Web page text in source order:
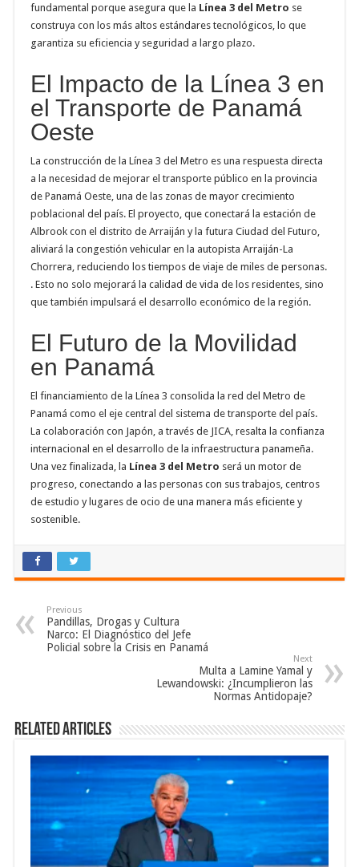
fundamental porque asegura que la Línea 3 del Metro se
construya con los más altos estándares tecnológicos, lo que
garantiza su eficiencia y seguridad a largo plazo.
El Impacto de la Línea 3 en
el Transporte de Panamá
Oeste
La construcción de la Línea 3 del Metro es una respuesta directa
a la necesidad de mejorar el transporte público en la provincia
de Panamá Oeste, una de las zonas de mayor crecimiento
poblacional del país. El proyecto, que conectará la estación de
Albrook con el distrito de Arraiján y la futura Ciudad del Futuro,
aliviará la congestión vehicular en la autopista Arraiján-La
Chorrera, reduciendo los tiempos de viaje de miles de personas.
. Esto no solo mejorará la calidad de vida de los residentes, sino
que también impulsará el desarrollo económico de la región.
El Futuro de la Movilidad
en Panamá
El financiamiento de la Línea 3 consolida la red del Metro de
Panamá como el eje central del sistema de transporte del país.
La colaboración con Japón, a través de JICA, resalta la confianza
internacional en el desarrollo de la infraestructura panameña.
Una vez finalizada, la Línea 3 del Metro será un motor de
progreso, conectando a las personas con sus trabajos, centros
de estudio y lugares de ocio de una manera más eficiente y
sostenible.
Previous
Pandillas, Drogas y Cultura
Narco: El Diagnóstico del Jefe
Policial sobre la Crisis en Panamá
Next
Multa a Lamine Yamal y
Lewandowski: ¿Incumplieron las
Normas Antidopaje?
Related Articles